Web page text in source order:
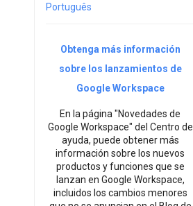
Português
Obtenga más información
sobre los lanzamientos de
Google Workspace
En la página "Novedades de
Google Workspace" del Centro de
ayuda, puede obtener más
información sobre los nuevos
productos y funciones que se
lanzan en Google Workspace,
incluidos los cambios menores